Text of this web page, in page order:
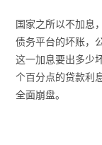
国家之所以不加息
债务平台的坏账，
这一加息要出多少
个百分点的贷款利
全面崩盘。